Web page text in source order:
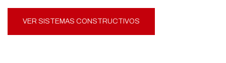
VER SISTEMAS CONSTRUCTIVOS